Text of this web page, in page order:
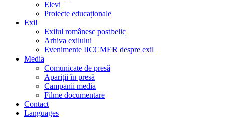
Elevi
Proiecte educaționale
Exil
Exilul românesc postbelic
Arhiva exilului
Evenimente IICCMER despre exil
Media
Comunicate de presă
Apariții în presă
Campanii media
Filme documentare
Contact
Languages